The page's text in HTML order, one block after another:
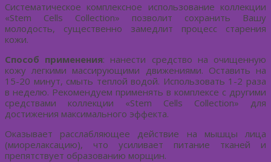
Систематическое комплексное использование коллекции
«Stem Cells Collection» позволит сохранить Вашу
молодость, существенно замедлит процесс старения
кожи.
Способ применения: нанести средство на очищенную
кожу легкими массирующими движениями. Оставить на
15-20 минут, смыть теплой водой. Использовать 1-2 раза
в неделю. Рекомендуем применять в комплексе с другими
средствами коллекции «Stem Cells Collection» для
достижения максимального эффекта.
Оказывает расслабляющее действие на мышцы лица
(миорелаксацию), что усиливает питание тканей и
препятствует образованию морщин.